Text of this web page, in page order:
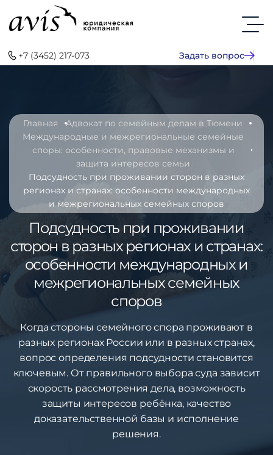
+7 (3452) 217-073 Задать вопрос
Главная
Адвокат по семейным делам в Тюмени
Международные и межрегиональные семейные
споры: особенности, правовые механизмы и
защита интересов семьи
Подсудность при проживании сторон в разных
регионах и странах: особенности международных
и межрегиональных семейных споров
Подсудность при проживании
сторон в разных регионах и странах:
особенности международных и
межрегиональных семейных
споров
Когда стороны семейного спора проживают в
разных регионах России или в разных странах,
вопрос определения подсудности становится
ключевым. От правильного выбора суда зависит
скорость рассмотрения дела, возможность
защиты интересов ребёнка, качество
доказательственной базы и исполнение
решения.